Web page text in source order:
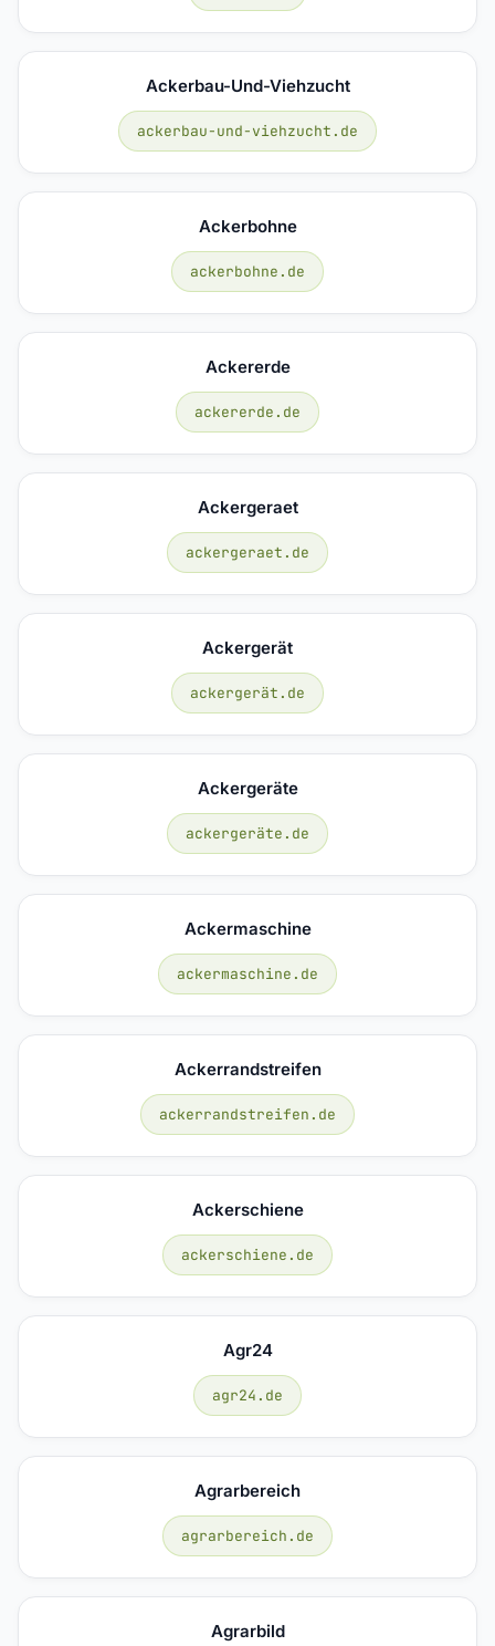
Ackerbau-Und-Viehzucht
ackerbau-und-viehzucht.de
Ackerbohne
ackerbohne.de
Ackererde
ackererde.de
Ackergeraet
ackergeraet.de
Ackergerät
ackergerät.de
Ackergeräte
ackergeräte.de
Ackermaschine
ackermaschine.de
Ackerrandstreifen
ackerrandstreifen.de
Ackerschiene
ackerschiene.de
Agr24
agr24.de
Agrarbereich
agrarbereich.de
Agrarbild